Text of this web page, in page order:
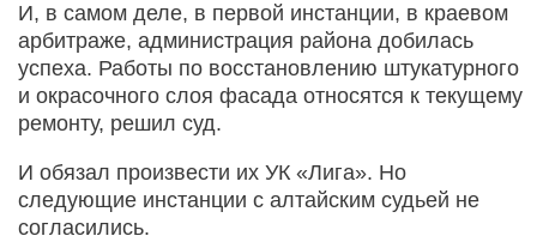
И, в самом деле, в первой инстанции, в краевом
арбитраже, администрация района добилась
успеха. Работы по восстановлению штукатурного
и окрасочного слоя фасада относятся к текущему
ремонту, решил суд.
И обязал произвести их УК «Лига». Но
следующие инстанции с алтайским судьей не
согласились.